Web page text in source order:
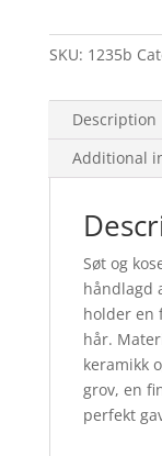
Sølv
Hår
SKU: 1235b
Description
Additional
Søt og
håndlagd
holder en
hår.
keramikk
grov, en
perfekt